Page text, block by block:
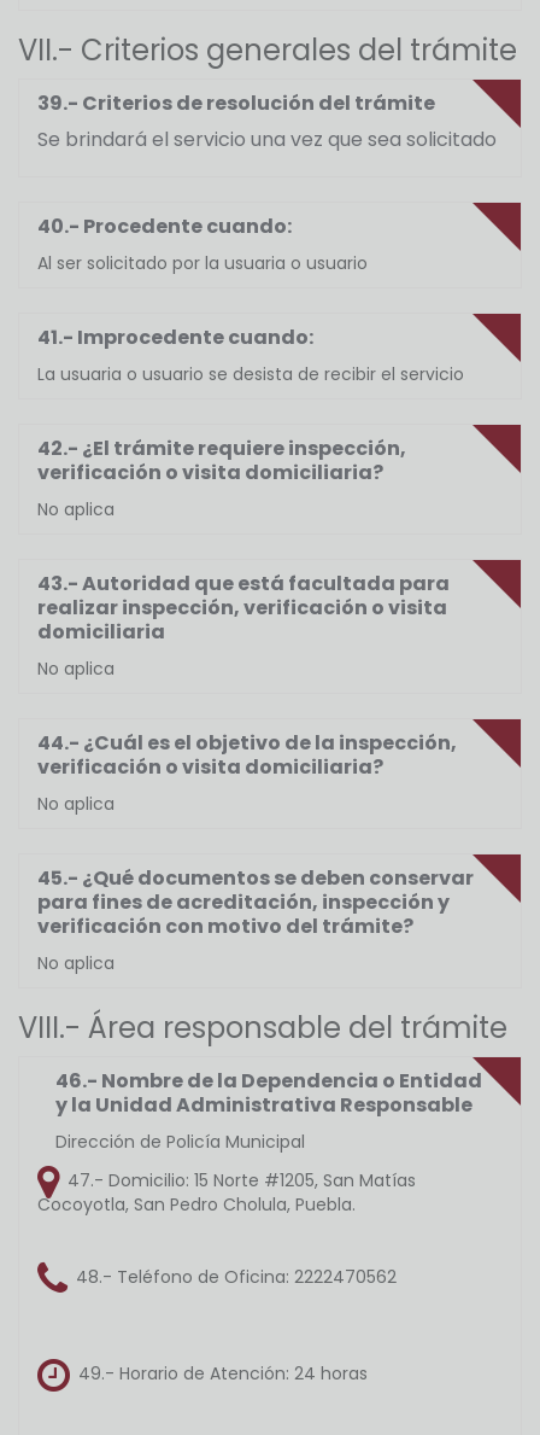
VII.- Criterios generales del trámite
39.- Criterios de resolución del trámite
Se brindará el servicio una vez que sea solicitado
40.- Procedente cuando:
Al ser solicitado por la usuaria o usuario
41.- Improcedente cuando:
La usuaria o usuario se desista de recibir el servicio
42.- ¿El trámite requiere inspección,
verificación o visita domiciliaria?
No aplica
43.- Autoridad que está facultada para
realizar inspección, verificación o visita
domiciliaria
No aplica
44.- ¿Cuál es el objetivo de la inspección,
verificación o visita domiciliaria?
No aplica
45.- ¿Qué documentos se deben conservar
para fines de acreditación, inspección y
verificación con motivo del trámite?
No aplica
VIII.- Área responsable del trámite
46.- Nombre de la Dependencia o Entidad
y la Unidad Administrativa Responsable
Dirección de Policía Municipal
47.- Domicilio: 15 Norte #1205, San Matías
Cocoyotla, San Pedro Cholula, Puebla.
48.- Teléfono de Oficina: 2222470562
49.- Horario de Atención: 24 horas